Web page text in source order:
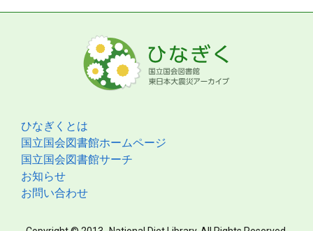
ひなぎくとは
国立国会図書館ホームページ
国立国会図書館サーチ
お知らせ
お問い合わせ